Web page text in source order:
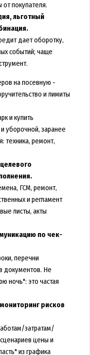
покупателя.
льготный
дает оборотку,
событий; чаще
на посевную -
и лимиты
и купить
уборочной, заранее
техника, ремонт,
ГСМ, ремонт,
и регламент
листы, акты
по чек-
перечни
документов. Не
ночь": это частая
рисков
затратам/
цены и
из графика